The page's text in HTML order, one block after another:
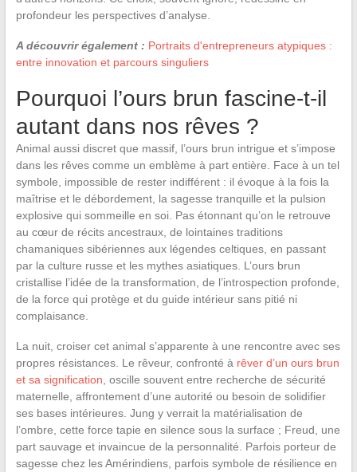
profondeur les perspectives d’analyse.
A découvrir également : Portraits d'entrepreneurs atypiques :
entre innovation et parcours singuliers
Pourquoi l’ours brun fascine-t-il
autant dans nos rêves ?
Animal aussi discret que massif, l’ours brun intrigue et s’impose
dans les rêves comme un emblème à part entière. Face à un tel
symbole, impossible de rester indifférent : il évoque à la fois la
maîtrise et le débordement, la sagesse tranquille et la pulsion
explosive qui sommeille en soi. Pas étonnant qu’on le retrouve
au cœur de récits ancestraux, de lointaines traditions
chamaniques sibériennes aux légendes celtiques, en passant
par la culture russe et les mythes asiatiques. L’ours brun
cristallise l’idée de la transformation, de l’introspection profonde,
de la force qui protège et du guide intérieur sans pitié ni
complaisance.
La nuit, croiser cet animal s’apparente à une rencontre avec ses
propres résistances. Le rêveur, confronté à rêver d’un ours brun
et sa signification , oscille souvent entre recherche de sécurité
maternelle, affrontement d’une autorité ou besoin de solidifier
ses bases intérieures. Jung y verrait la matérialisation de
l’ombre, cette force tapie en silence sous la surface ; Freud, une
part sauvage et invaincue de la personnalité. Parfois porteur de
sagesse chez les Amérindiens, parfois symbole de résilience en